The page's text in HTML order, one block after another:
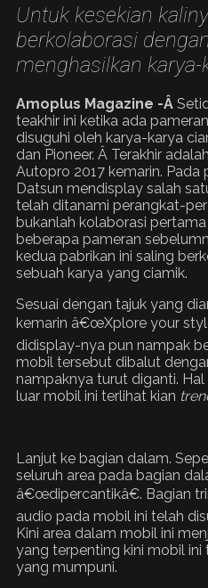
Untuk kesekian
berkolaborasi
menghasilkan karya-
Amoplus Magazine -Â
teakhir ini ketika ada
disuguhi oleh karya-karya
dan Pioneer. Â Terakhir
Autopro 2017 kemarin.
Datsun mendisplay salah
telah ditanami perangkat-
bukanlah kolaborasi
beberapa pameran
kedua pabrikan ini saling
sebuah karya yang ciamik.
Sesuai dengan tajuk yang
kemarin â€œXplore your
didisplay-nya pun nampak
mobil tersebut dibalut
nampaknya turut diganti.
luar mobil ini terlihat kian
Lanjut ke bagian dalam.
seluruh area pada bagian
â€œdipercantikâ€. Bagian
audio pada mobil ini telah
Kini area dalam mobil ini
yang terpenting kini mobil
yang mumpuni.